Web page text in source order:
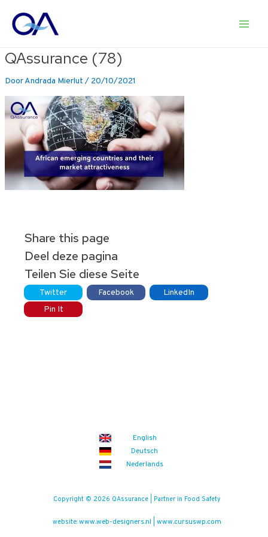
naar
QAssurance (78)
DoorAndrada Mierlut / 20/10/2021
Share this page
Deel deze pagina
Teilen Sie diese Seite
Twitter Facebook
LinkedIn
Pin It
English
Deutsch
Nederlands
Copyright © 2026 QAssurance | Partner in Food Safety
website: www.web-designers.nl www.cursuswp.com